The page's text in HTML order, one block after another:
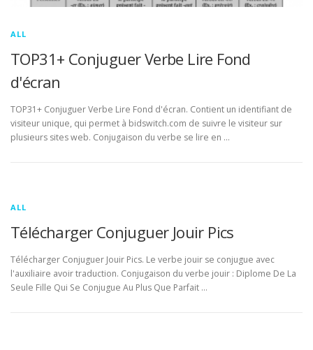
ALL
TOP31+ Conjuguer Verbe Lire Fond
d'écran
TOP31+ Conjuguer Verbe Lire Fond d'écran. Contient un identifiant de
visiteur unique, qui permet à bidswitch.com de suivre le visiteur sur
plusieurs sites web. Conjugaison du verbe se lire en …
ALL
Télécharger Conjuguer Jouir Pics
Télécharger Conjuguer Jouir Pics. Le verbe jouir se conjugue avec
l'auxiliaire avoir traduction. Conjugaison du verbe jouir : Diplome De La
Seule Fille Qui Se Conjugue Au Plus Que Parfait …